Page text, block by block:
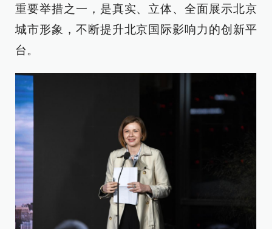
重要举措之一，是真实、立体、全面展示北京
城市形象，不断提升北京国际影响力的创新平
台。